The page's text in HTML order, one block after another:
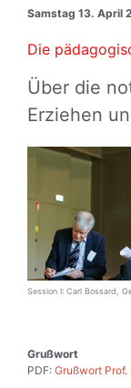
Samstag 13. April
Die
Über die
Erziehen
Session I: Carl Bossard,
Grußwort
PDF: Grußwort